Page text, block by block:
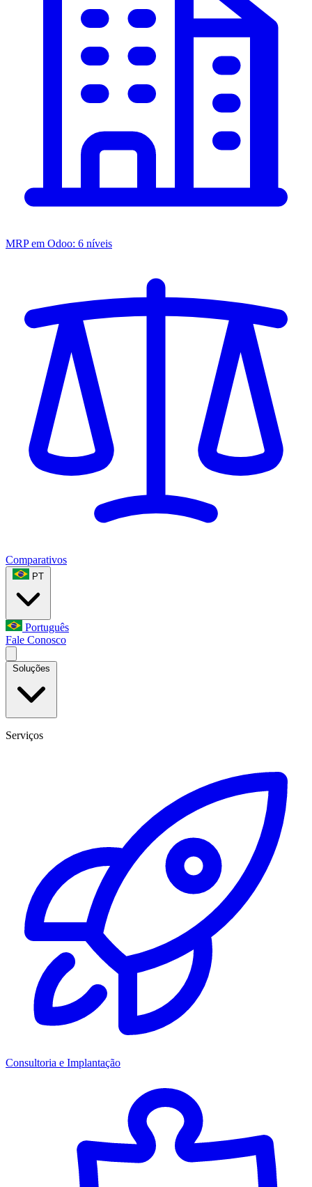
MRP em Odoo: 6 níveis
Comparativos
PT
Português
Fale Conosco
Soluções
Serviços
Consultoria e Implantação